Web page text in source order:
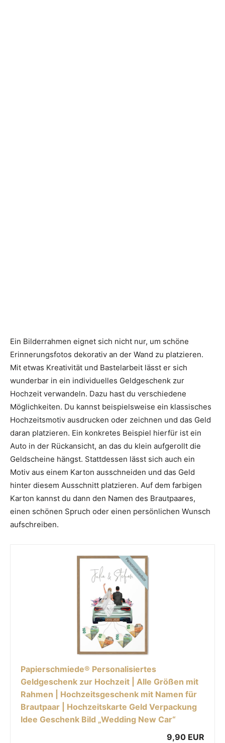
Ein Bilderrahmen eignet sich nicht nur, um schöne
Erinnerungsfotos dekorativ an der Wand zu platzieren.
Mit etwas Kreativität und Bastelarbeit lässt er sich
wunderbar in ein individuelles Geldgeschenk zur
Hochzeit verwandeln. Dazu hast du verschiedene
Möglichkeiten. Du kannst beispielsweise ein klassisches
Hochzeitsmotiv ausdrucken oder zeichnen und das Geld
daran platzieren. Ein konkretes Beispiel hierfür ist ein
Auto in der Rückansicht, an das du klein aufgerollt die
Geldscheine hängst. Stattdessen lässt sich auch ein
Motiv aus einem Karton ausschneiden und das Geld
hinter diesem Ausschnitt platzieren. Auf dem farbigen
Karton kannst du dann den Namen des Brautpaares,
einen schönen Spruch oder einen persönlichen Wunsch
aufschreiben.
Papierschmiede® Personalisiertes
Geldgeschenk zur Hochzeit | Alle Größen mit
Rahmen | Hochzeitsgeschenk mit Namen für
Brautpaar | Hochzeitskarte Geld Verpackung
Idee Geschenk Bild „Wedding New Car“
9,90 EUR